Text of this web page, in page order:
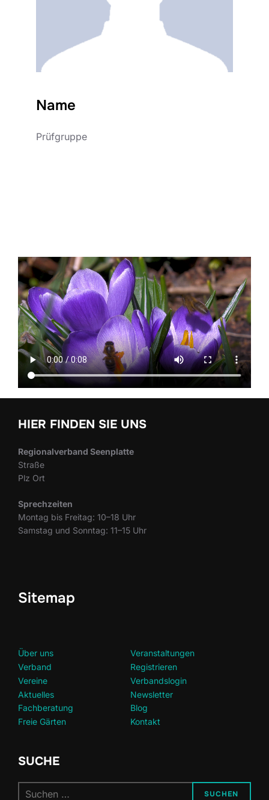
Name
Prüfgruppe
HIER FINDEN SIE UNS
Regionalverband Seenplatte
Straße
Plz Ort
Sprechzeiten
Montag bis Freitag: 10–18 Uhr
Samstag und Sonntag: 11–15 Uhr
Sitemap
Über uns
Verband
Vereine
Aktuelles
Fachberatung
Freie Gärten
Veranstaltungen
Registrieren
Verbandslogin
Newsletter
Blog
Kontakt
SUCHE
SUCHEN